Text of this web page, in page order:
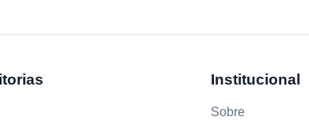
Institucional
Sobre